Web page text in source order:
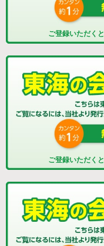
ご登録いただくと
ご登録いただくと